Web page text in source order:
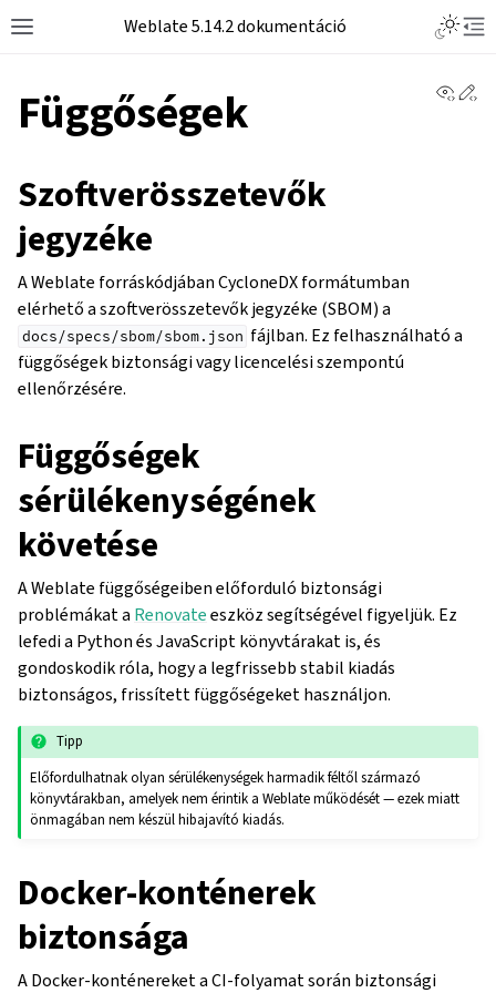
Weblate 5.14.2 dokumentáció
Függőségek
Szoftverösszetevők
jegyzéke
A Weblate forráskódjában CycloneDX formátumban
elérhető a szoftverösszetevők jegyzéke (SBOM) a
docs/specs/sbom/sbom.json fájlban. Ez felhasználható a
függőségek biztonsági vagy licencelési szempontú
ellenőrzésére.
Függőségek
sérülékenységének
követése
A Weblate függőségeiben előforduló biztonsági
problémákat a Renovateeszköz segítségével figyeljük. Ez
lefedi a Python és JavaScript könyvtárakat is, és
gondoskodik róla, hogy a legfrissebb stabil kiadás
biztonságos, frissített függőségeket használjon.
Tipp
Előfordulhatnak olyan sérülékenységek harmadik féltől származó
könyvtárakban, amelyek nem érintik a Weblate működését — ezek miatt
önmagában nem készül hibajavító kiadás.
Docker-konténerek
biztonsága
A Docker-konténereket a CI-folyamat során biztonsági